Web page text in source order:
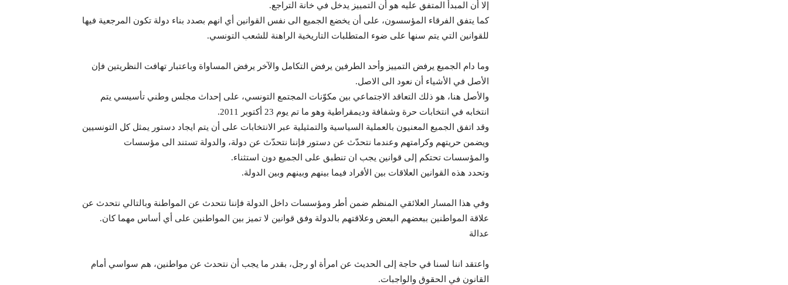
إلا أن المبدأ المتفق عليه هو أن التمييز يدخل في خانة التراجع.
كما يتفق الفرقاء المؤسسون، على أن يخضع الجميع الى نفس القوانين أي انهم بصدد بناء دولة تكون المرجعية فيها
للقوانين التي يتم سنها على ضوء المتطلبات التاريخية الراهنة للشعب التونسي.
وما دام الجميع يرفض التمييز وأحد الطرفين يرفض التكامل والآخر يرفض المساواة وباعتبار تهافت النظريتين فإن
الأصل في الأشياء أن نعود الى الاصل.
والأصل هنا، هو ذلك التعاقد الاجتماعي بين مكوّنات المجتمع التونسي، على إحداث مجلس وطني تأسيسي يتم
انتخابه في انتخابات حرة وشفافة وديمقراطية وهو ما تم يوم 23 أكتوبر 2011.
وقد اتفق الجميع المعنيون بالعملية السياسية والتمثيلية عبر الانتخابات على أن يتم ايجاد دستور يمثل كل التونسيين
ويضمن حريتهم وكرامتهم وعندما نتحدّث عن دستور فإننا نتحدّث عن دولة، والدولة تستند الى مؤسسات
والمؤسسات تحتكم إلى قوانين يجب ان تنطبق على الجميع دون استثناء.
وتحدد هذه القوانين العلاقات بين الأفراد فيما بينهم وبينهم وبين الدولة.
وفي هذا المسار العلائقي المنظم ضمن أطر ومؤسسات داخل الدولة فإننا نتحدث عن المواطنة وبالتالي نتحدث عن
علاقة المواطنين ببعضهم البعض وعلاقتهم بالدولة وفق قوانين لا تميز بين المواطنين على أي أساس مهما كان.
عدالة
واعتقد اننا لسنا في حاجة إلى الحديث عن امرأة او رجل، بقدر ما يجب أن نتحدث عن مواطنين، هم سواسي أمام
القانون في الحقوق والواجبات.